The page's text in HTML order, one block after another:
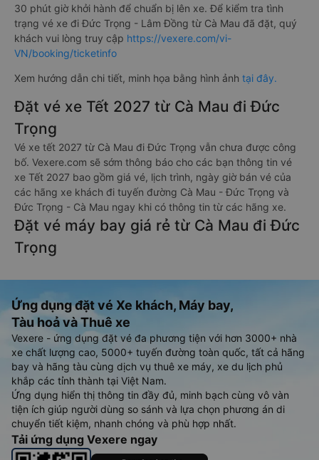
30 phút giờ khởi hành để chuẩn bị lên xe. Để kiểm tra tình
trạng vé xe đi Đức Trọng - Lâm Đồng từ Cà Mau đã đặt, quý
khách vui lòng truy cập https://vexere.com/vi-
VN/booking/ticketinfo
Xem hướng dẫn chi tiết, minh họa bằng hình ảnh tại đây.
Đặt vé xe Tết 2027 từ Cà Mau đi Đức
Trọng
Vé xe tết 2027 từ Cà Mau đi Đức Trọng vẫn chưa được công
bố. Vexere.com sẽ sớm thông báo cho các bạn thông tin vé
xe Tết 2027 bao gồm giá vé, lịch trình, ngày giờ bán vé của
các hãng xe khách đi tuyến đường Cà Mau - Đức Trọng và
Đức Trọng - Cà Mau ngay khi có thông tin từ các hãng xe.
Đặt vé máy bay giá rẻ từ Cà Mau đi Đức
Trọng
Ứng dụng đặt vé Xe khách, Máy bay,
Tàu hoả và Thuê xe
Vexere - ứng dụng đặt vé đa phương tiện với hơn 3000+ nhà
xe chất lượng cao, 5000+ tuyến đường toàn quốc, tất cả hãng
bay và hãng tàu cùng dịch vụ thuê xe máy, xe du lịch phủ
khắp các tỉnh thành tại Việt Nam.
Ứng dụng hiển thị thông tin đầy đủ, minh bạch cùng vô vàn
tiện ích giúp người dùng so sánh và lựa chọn phương án di
chuyển tiết kiệm, nhanh chóng và phù hợp nhất.
Tải ứng dụng Vexere ngay